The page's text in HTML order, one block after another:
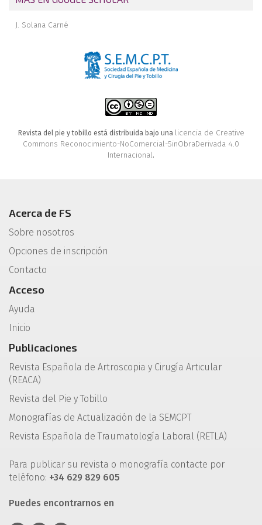
J. Solana Carné
Revista del pie y tobillo está distribuida bajo una licencia de Creative
Commons Reconocimiento-NoComercial-SinObraDerivada 4.0
Internacional.
Acerca de FS
Sobre nosotros
Opciones de inscripción
Contacto
Acceso
Ayuda
Inicio
Publicaciones
Revista Española de Artroscopia y Cirugía Articular
(REACA)
Revista del Pie y Tobillo
Monografías de Actualización de la SEMCPT
Revista Española de Traumatología Laboral (RETLA)
Para publicar su revista o monografía contacte por
teléfono: +34 629 829 605
Puedes encontrarnos en